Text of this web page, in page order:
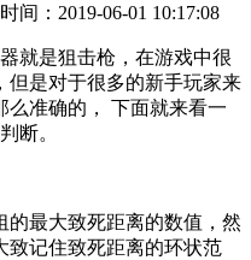
时间：2019-06-01 10:17:08
是狙击枪，在游戏中很
但是对于很多的新手玩家来
么准确的， 下面就来看一
断。
最大致死距离的数值，然
致记住致死距离的环状范